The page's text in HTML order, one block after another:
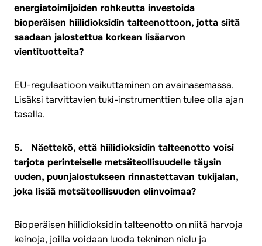
energiatoimijoiden rohkeutta investoida
bioperäisen hiilidioksidin talteenottoon, jotta siitä
saadaan jalostettua korkean lisäarvon
vientituotteita?
EU-regulaatioon vaikuttaminen on avainasemassa.
Lisäksi tarvittavien tuki-instrumenttien tulee olla ajan
tasalla.
5. Näettekö, että hiilidioksidin talteenotto voisi
tarjota perinteiselle metsäteollisuudelle täysin
uuden, puunjalostukseen rinnastettavan tukijalan,
joka lisää metsäteollisuuden elinvoimaa?
Bioperäisen hiilidioksidin talteenotto on niitä harvoja
keinoja, joilla voidaan luoda tekninen nielu ja